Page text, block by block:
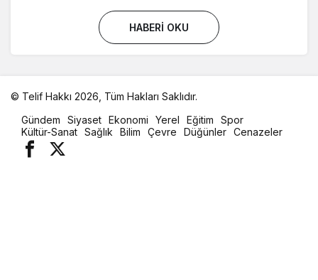
HABERI OKU
© Telif Hakkı 2026, Tüm Hakları Saklıdır.
oto
kiralama
parça
eşya
Gündem Siyaset Ekonomi Yerel Eğitim
Spor
Kültür-Sanat Sağlık Bilim Çevre Düğünler Cenazeler